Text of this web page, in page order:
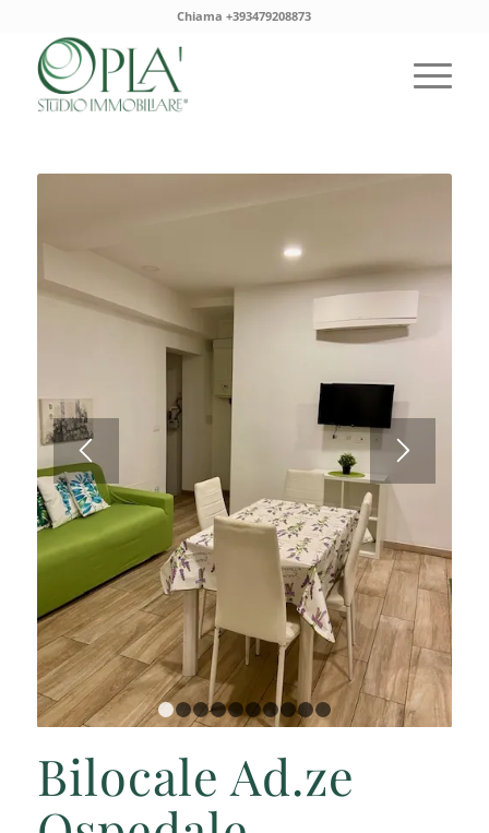
Chiama +393479208873
12345678910
Bilocale Ad.ze